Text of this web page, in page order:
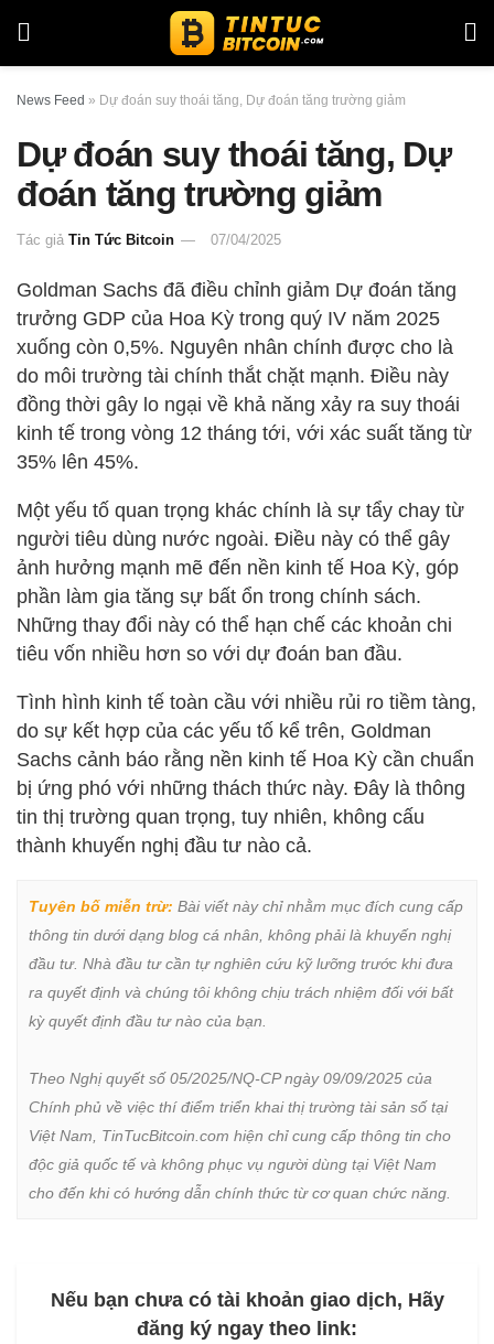
News Feed » Dự đoán suy thoái tăng, Dự đoán tăng trường giảm
Dự đoán suy thoái tăng, Dự
đoán tăng trường giảm
Tác giả Tin Tức Bitcoin 07/04/2025
Goldman Sachs đã điều chỉnh giảm Dự đoán tăng
trưởng GDP của Hoa Kỳ trong quý IV năm 2025
xuống còn 0,5%. Nguyên nhân chính được cho là
do môi trường tài chính thắt chặt mạnh. Điều này
đồng thời gây lo ngại về khả năng xảy ra suy thoái
kinh tế trong vòng 12 tháng tới, với xác suất tăng từ
35% lên 45%.
Một yếu tố quan trọng khác chính là sự tẩy chay từ
người tiêu dùng nước ngoài. Điều này có thể gây
ảnh hưởng mạnh mẽ đến nền kinh tế Hoa Kỳ, góp
phần làm gia tăng sự bất ổn trong chính sách.
Những thay đổi này có thể hạn chế các khoản chi
tiêu vốn nhiều hơn so với dự đoán ban đầu.
Tình hình kinh tế toàn cầu với nhiều rủi ro tiềm tàng,
do sự kết hợp của các yếu tố kể trên, Goldman
Sachs cảnh báo rằng nền kinh tế Hoa Kỳ cần chuẩn
bị ứng phó với những thách thức này. Đây là thông
tin thị trường quan trọng, tuy nhiên, không cấu
thành khuyến nghị đầu tư nào cả.
Tuyên bố miễn trừ: Bài viết này chỉ nhằm mục đích cung cấp
thông tin dưới dạng blog cá nhân, không phải là khuyến nghị
đầu tư. Nhà đầu tư cần tự nghiên cứu kỹ lưỡng trước khi đưa
ra quyết định và chúng tôi không chịu trách nhiệm đối với bất
kỳ quyết định đầu tư nào của bạn.
Theo Nghị quyết số 05/2025/NQ-CP ngày 09/09/2025 của
Chính phủ về việc thí điểm triển khai thị trường tài sản số tại
Việt Nam, TinTucBitcoin.com hiện chỉ cung cấp thông tin cho
độc giả quốc tế và không phục vụ người dùng tại Việt Nam
cho đến khi có hướng dẫn chính thức từ cơ quan chức năng.
Nếu bạn chưa có tài khoản giao dịch, Hãy
đăng ký ngay theo link: